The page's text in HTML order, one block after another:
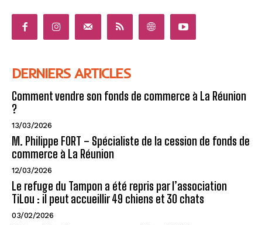
DERNIERS ARTICLES
Comment vendre son fonds de commerce à La Réunion
?
13/03/2026
M. Philippe FORT – Spécialiste de la cession de fonds de
commerce à La Réunion
12/03/2026
Le refuge du Tampon a été repris par l’association
TiLou : il peut accueillir 49 chiens et 30 chats
03/02/2026